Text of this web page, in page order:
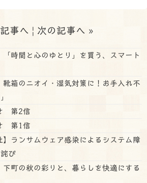
事へ | 次の記事へ »
「時間と心のゆとり」を買う、スマート
靴箱のニオイ・湿気対策に！お手入れ不
第2信
第1信
】ランサムウェア感染によるシステム障
び
下町の秋の彩りと、暮らしを快適にする